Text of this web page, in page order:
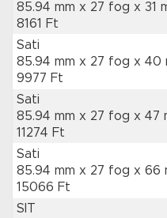
85.94 mm x 27 fog x 31
8161 Ft
Sati
85.94 mm x 27 fog x 40
9977 Ft
Sati
85.94 mm x 27 fog x 47
11274 Ft
Sati
85.94 mm x 27 fog x 66
15066 Ft
SIT